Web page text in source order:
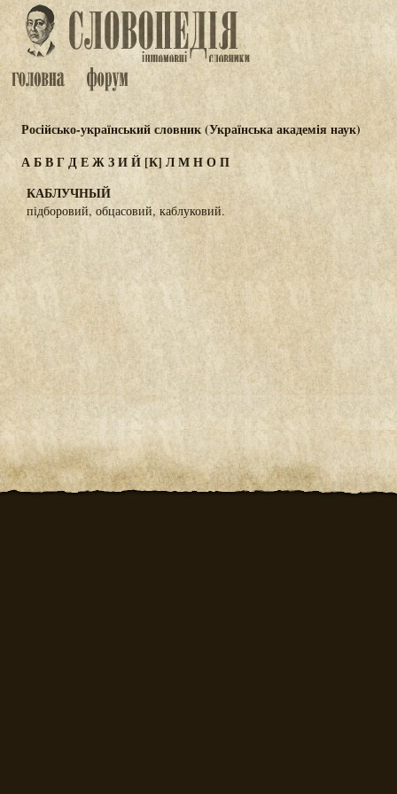
Російсько-український словник (Українська академія наук)
АБВГДЕЖЗИЙ[К]ЛМНОП
КАБЛУЧНЫЙ
підборовий, обцасовий, каблуковий.